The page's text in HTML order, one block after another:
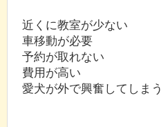
近くに教室が少ない
車移動が必要
予約が取れない
費用が高い
愛犬が外で興奮してしまう